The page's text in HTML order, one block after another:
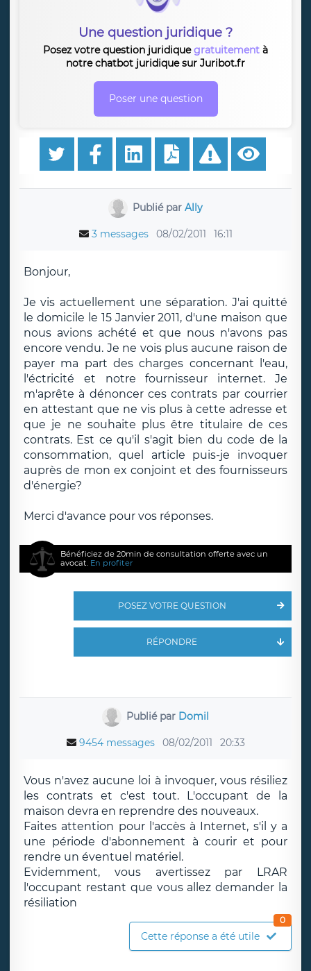
Une question juridique ?
Posez votre question juridiquegratuitement à
notre chatbot juridique sur Juribot.fr
Poser une question
Publié parAlly
3 messages 08/02/2011 16:11
Bonjour,
Je vis actuellement une séparation. J'ai quitté
le domicile le 15 Janvier 2011, d'une maison que
nous avions achété et que nous n'avons pas
encore vendu. Je ne vois plus aucune raison de
payer ma part des charges concernant l'eau,
l'éctricité et notre fournisseur internet. Je
m'aprête à dénoncer ces contrats par courrier
en attestant que ne vis plus à cette adresse et
que je ne souhaite plus être titulaire de ces
contrats. Est ce qu'il s'agit bien du code de la
consommation, quel article puis-je invoquer
auprès de mon ex conjoint et des fournisseurs
d'énergie?
Merci d'avance pour vos réponses.
Bénéficiez de 20min de consultation offerte avec un
avocat. En profiter
POSEZ VOTRE QUESTION
RÉPONDRE
Publié par Domil
9454 messages 08/02/2011 20:33
Vous n'avez aucune loi à invoquer, vous résiliez
les contrats et c'est tout. L'occupant de la
maison devra en reprendre des nouveaux.
Faites attention pour l'accès à Internet, s'il y a
une période d'abonnement à courir et pour
rendre un éventuel matériel.
Evidemment, vous avertissez par LRAR
l'occupant restant que vous allez demander la
résiliation
Cette réponse a été utile
0